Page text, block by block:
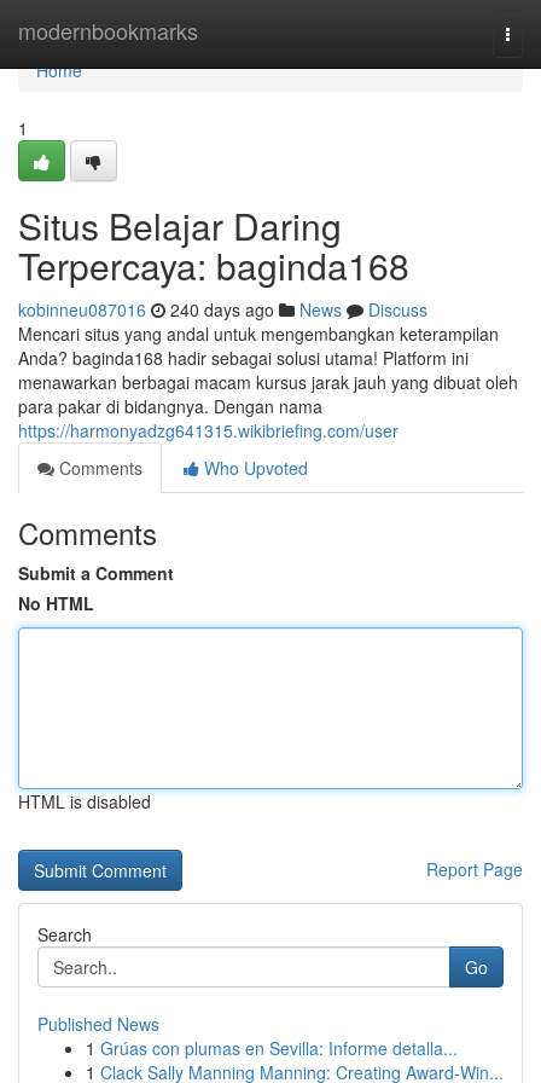
modernbookmarks
Home
Home
1
Situs Belajar Daring
Terpercaya: baginda168
kobinneu087016 240 days ago News
Discuss
Mencari situs yang andal untuk mengembangkan keterampilan
Anda? baginda168 hadir sebagai solusi utama! Platform ini
menawarkan berbagai macam kursus jarak jauh yang dibuat oleh
para pakar di bidangnya. Dengan nama
https://harmonyadzg641315.wikibriefing.com/user
Comments
Who Upvoted
Comments
Submit a Comment
No HTML
HTML is disabled
Report Page
Search
Go
Published News
1 Grúas con plumas en Sevilla: Informe detalla...
1 Clack Sally Manning Manning: Creating Award-Win...